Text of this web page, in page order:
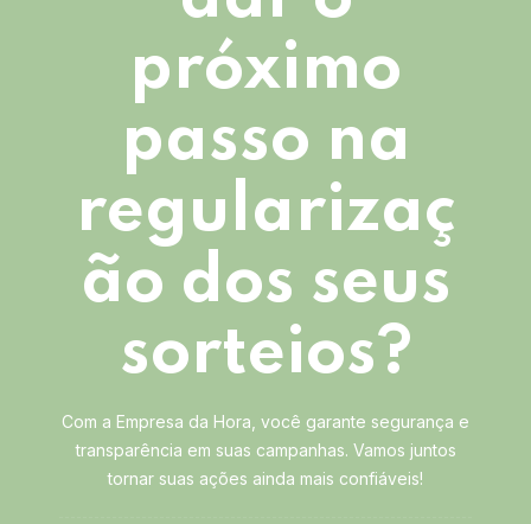
próximo
passo na
regularizaç
ão dos seus
sorteios?
Com a Empresa da Hora, você garante segurança e
transparência em suas campanhas. Vamos juntos
tornar suas ações ainda mais confiáveis!